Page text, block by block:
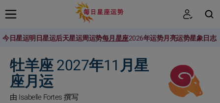
今日星运明日星运后天星运周运势每月星座2026年运势月亮运势星象日志
牡羊座 2027年11月星
座月运
由 Isabelle Fortes 撰写